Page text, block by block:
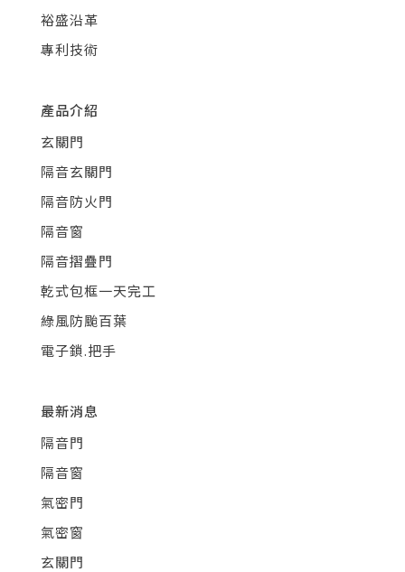
裕盛沿革
專利技術
產品介紹
玄關門
隔音玄關門
隔音防火門
隔音窗
隔音摺疊門
乾式包框一天完工
綠風防颱百葉
電子鎖.把手
最新消息
隔音門
隔音窗
氣密門
氣密窗
玄關門